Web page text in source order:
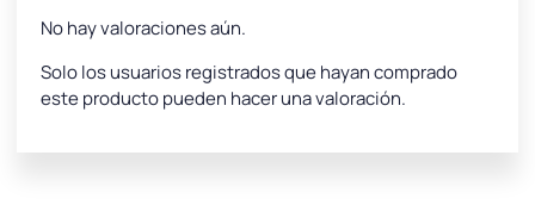
No hay valoraciones aún.
Solo los usuarios registrados que hayan comprado
este producto pueden hacer una valoración.